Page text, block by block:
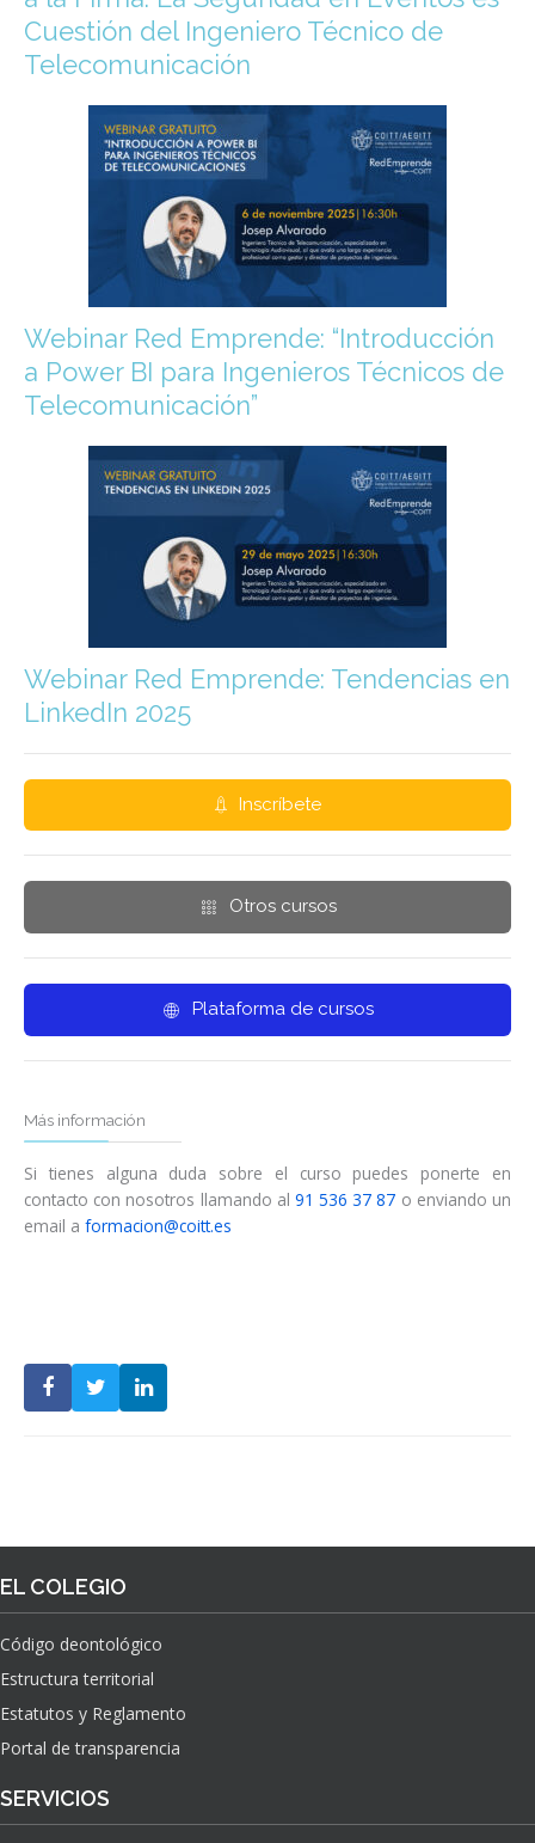
Cuestión del Ingeniero Técnico de
Telecomunicación
Webinar Red Emprende: “Introducción
a Power BI para Ingenieros Técnicos de
Telecomunicación”
Webinar Red Emprende: Tendencias en
LinkedIn 2025
Inscríbete
Otros cursos
Plataforma de cursos
Más información
Si tienes alguna duda sobre el curso puedes ponerte en
contacto con nosotros llamando al 91 536 37 87 o enviando un
email a formacion@coitt.es
EL COLEGIO
Código deontológico
Estructura territorial
Estatutos y Reglamento
Portal de transparencia
SERVICIOS